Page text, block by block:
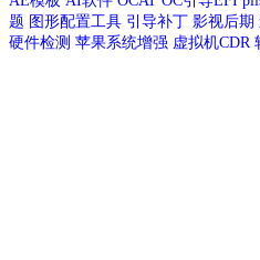
题 图形配置工具 引导补丁 影视后期
硬件检测 苹果系统增强 虚拟机CDR